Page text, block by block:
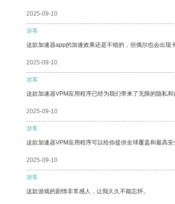
2025-09-10
游客
这款加速器app的加速效果还是不错的，但偶尔也会出现
2025-09-10
游客
这款加速器VPM应用程序已经为我们带来了无限的隐私和
2025-09-10
游客
这款加速器VPM应用程序可以给你提供全球覆盖和最高安
2025-09-10
游客
这款游戏的剧情非常感人，让我久久不能忘怀。